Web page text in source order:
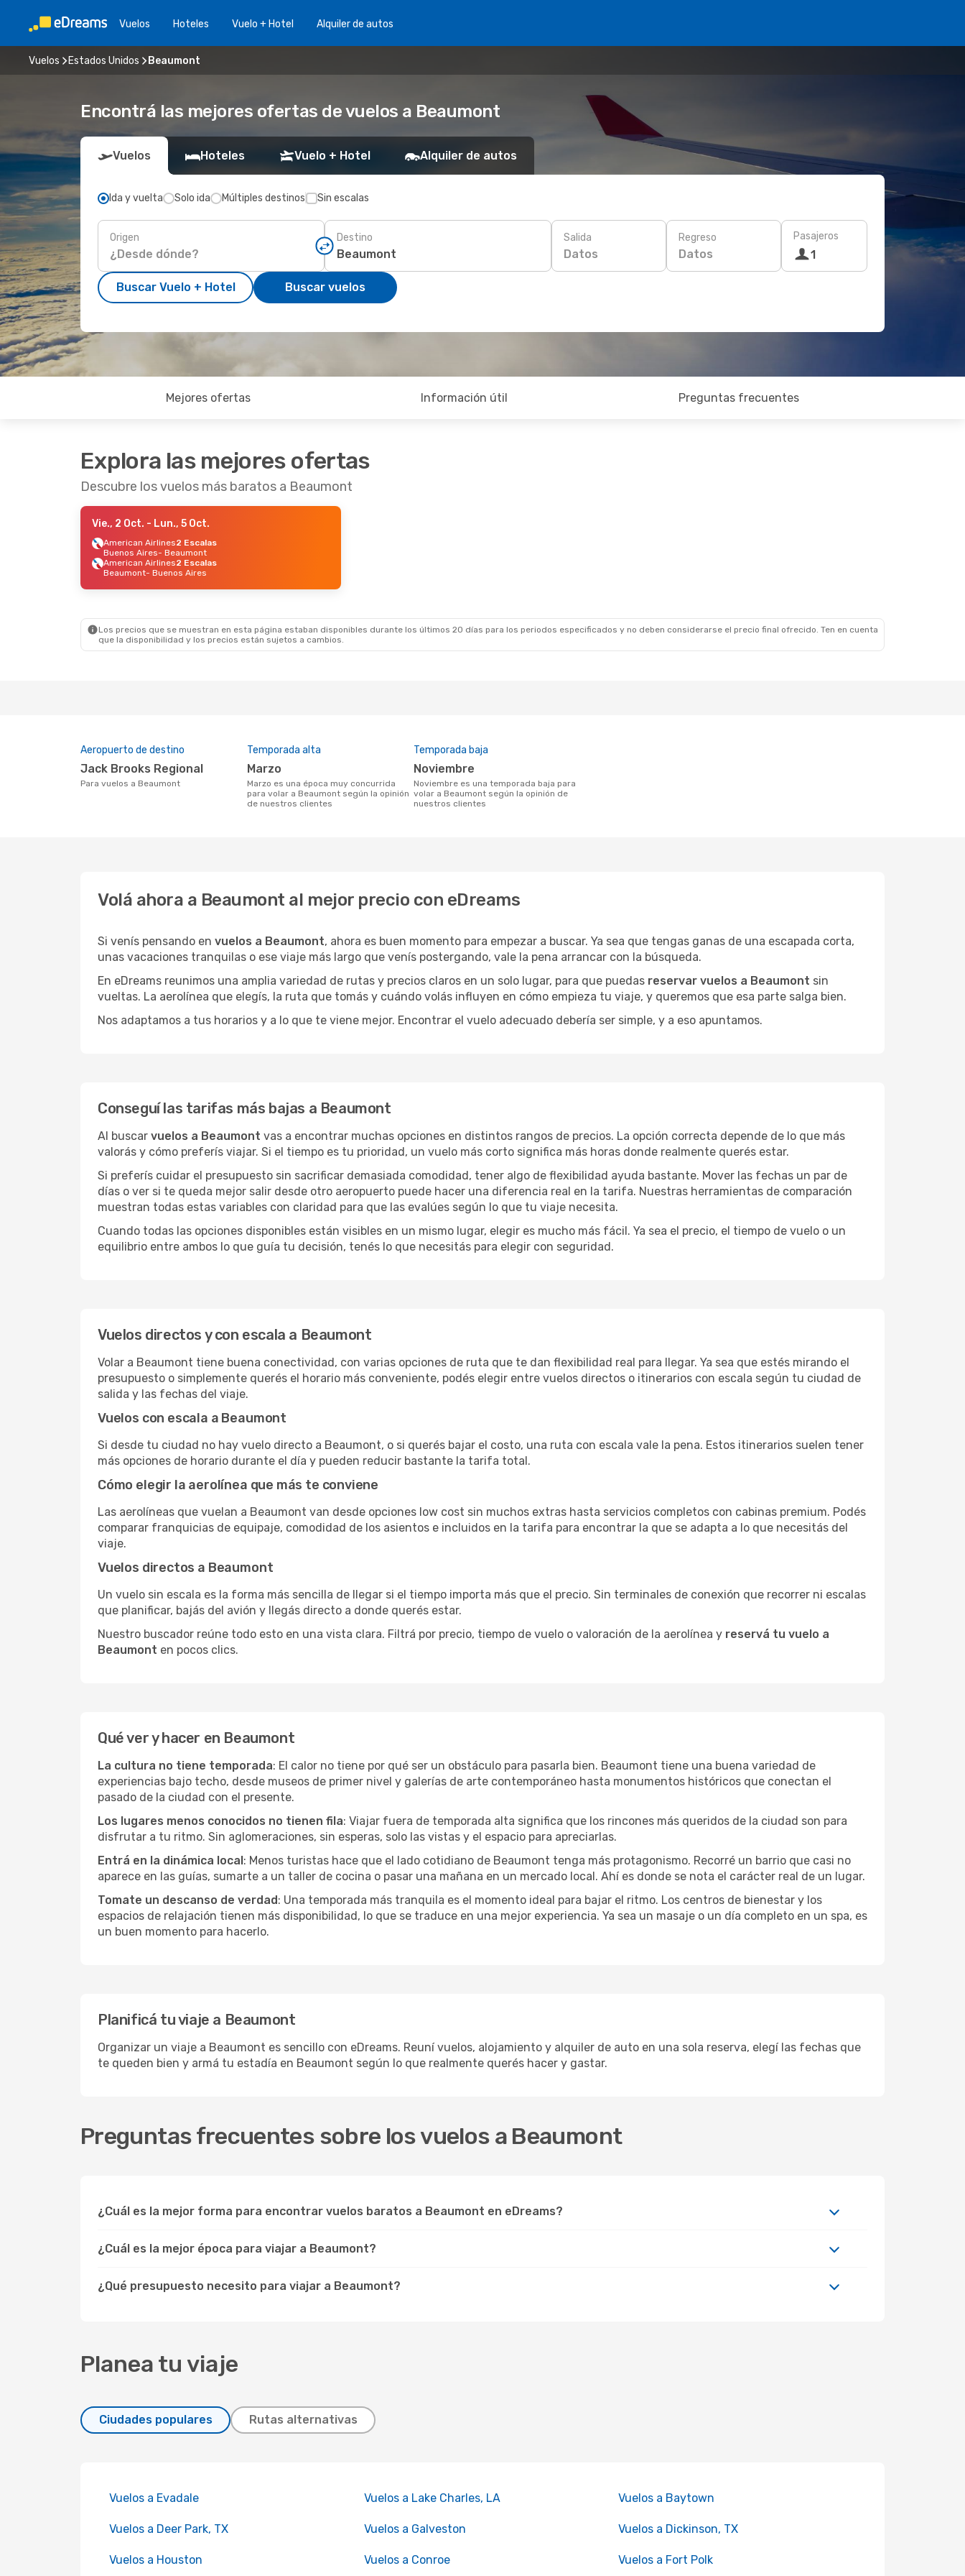
Vuelos Hoteles Vuelo + Hotel Alquiler de autos
Vuelos Estados Unidos Beaumont
Encontrá las mejores ofertas de vuelos a Beaumont
Vuelos Hoteles Vuelo + Hotel Alquiler de autos
Ida y vuelta Solo ida Múltiples destinos Sin escalas
Origen Destino Salida
Datos
Regreso
Datos
Pasajeros
1
Buscar Vuelo + Hotel Buscar vuelos
Mejores ofertas Información útil Preguntas frecuentes
Explora las mejores ofertas
Descubre los vuelos más baratos a Beaumont
Vie., 2 Oct. - Lun., 5 Oct.
American Airlines2 Escalas
Buenos Aires- Beaumont
American Airlines2 Escalas
Beaumont- Buenos Aires
Los precios que se muestran en esta página estaban disponibles durante los últimos 20 días para los periodos especificados y no deben considerarse el precio final ofrecido. Ten en cuenta
que la disponibilidad y los precios están sujetos a cambios.
Aeropuerto de destino
Jack Brooks Regional
Para vuelos a Beaumont
Temporada alta
marzo
marzo es una época muy concurrida
para volar a Beaumont según la opinión
de nuestros clientes
Temporada baja
noviembre
noviembre es una temporada baja para
volar a Beaumont según la opinión de
nuestros clientes
Volá ahora a Beaumont al mejor precio con eDreams
Si venís pensando en vuelos a Beaumont, ahora es buen momento para empezar a buscar. Ya sea que tengas ganas de una escapada corta,
unas vacaciones tranquilas o ese viaje más largo que venís postergando, vale la pena arrancar con la búsqueda.
En eDreams reunimos una amplia variedad de rutas y precios claros en un solo lugar, para que puedas reservar vuelos a Beaumont sin
vueltas. La aerolínea que elegís, la ruta que tomás y cuándo volás influyen en cómo empieza tu viaje, y queremos que esa parte salga bien.
Nos adaptamos a tus horarios y a lo que te viene mejor. Encontrar el vuelo adecuado debería ser simple, y a eso apuntamos.
Conseguí las tarifas más bajas a Beaumont
Al buscar vuelos a Beaumont vas a encontrar muchas opciones en distintos rangos de precios. La opción correcta depende de lo que más
valorás y cómo preferís viajar. Si el tiempo es tu prioridad, un vuelo más corto significa más horas donde realmente querés estar.
Si preferís cuidar el presupuesto sin sacrificar demasiada comodidad, tener algo de flexibilidad ayuda bastante. Mover las fechas un par de
días o ver si te queda mejor salir desde otro aeropuerto puede hacer una diferencia real en la tarifa. Nuestras herramientas de comparación
muestran todas estas variables con claridad para que las evalúes según lo que tu viaje necesita.
Cuando todas las opciones disponibles están visibles en un mismo lugar, elegir es mucho más fácil. Ya sea el precio, el tiempo de vuelo o un
equilibrio entre ambos lo que guía tu decisión, tenés lo que necesitás para elegir con seguridad.
Vuelos directos y con escala a Beaumont
Volar a Beaumont tiene buena conectividad, con varias opciones de ruta que te dan flexibilidad real para llegar. Ya sea que estés mirando el
presupuesto o simplemente querés el horario más conveniente, podés elegir entre vuelos directos o itinerarios con escala según tu ciudad de
salida y las fechas del viaje.
Vuelos con escala a Beaumont
Si desde tu ciudad no hay vuelo directo a Beaumont, o si querés bajar el costo, una ruta con escala vale la pena. Estos itinerarios suelen tener
más opciones de horario durante el día y pueden reducir bastante la tarifa total.
Cómo elegir la aerolínea que más te conviene
Las aerolíneas que vuelan a Beaumont van desde opciones low cost sin muchos extras hasta servicios completos con cabinas premium. Podés
comparar franquicias de equipaje, comodidad de los asientos e incluidos en la tarifa para encontrar la que se adapta a lo que necesitás del
viaje.
Vuelos directos a Beaumont
Un vuelo sin escala es la forma más sencilla de llegar si el tiempo importa más que el precio. Sin terminales de conexión que recorrer ni escalas
que planificar, bajás del avión y llegás directo a donde querés estar.
Nuestro buscador reúne todo esto en una vista clara. Filtrá por precio, tiempo de vuelo o valoración de la aerolínea y reservá tu vuelo a
Beaumont en pocos clics.
Qué ver y hacer en Beaumont
La cultura no tiene temporada: El calor no tiene por qué ser un obstáculo para pasarla bien. Beaumont tiene una buena variedad de
experiencias bajo techo, desde museos de primer nivel y galerías de arte contemporáneo hasta monumentos históricos que conectan el
pasado de la ciudad con el presente.
Los lugares menos conocidos no tienen fila: Viajar fuera de temporada alta significa que los rincones más queridos de la ciudad son para
disfrutar a tu ritmo. Sin aglomeraciones, sin esperas, solo las vistas y el espacio para apreciarlas.
Entrá en la dinámica local: Menos turistas hace que el lado cotidiano de Beaumont tenga más protagonismo. Recorré un barrio que casi no
aparece en las guías, sumarte a un taller de cocina o pasar una mañana en un mercado local. Ahí es donde se nota el carácter real de un lugar.
Tomate un descanso de verdad: Una temporada más tranquila es el momento ideal para bajar el ritmo. Los centros de bienestar y los
espacios de relajación tienen más disponibilidad, lo que se traduce en una mejor experiencia. Ya sea un masaje o un día completo en un spa, es
un buen momento para hacerlo.
Planificá tu viaje a Beaumont
Organizar un viaje a Beaumont es sencillo con eDreams. Reuní vuelos, alojamiento y alquiler de auto en una sola reserva, elegí las fechas que
te queden bien y armá tu estadía en Beaumont según lo que realmente querés hacer y gastar.
Preguntas frecuentes sobre los vuelos a Beaumont
¿Cuál es la mejor forma para encontrar vuelos baratos a Beaumont en eDreams?
¿Cuál es la mejor época para viajar a Beaumont?
¿Qué presupuesto necesito para viajar a Beaumont?
Planea tu viaje
Ciudades populares Rutas alternativas
Vuelos a Evadale Vuelos a Lake Charles, LA Vuelos a Baytown
Vuelos a Deer Park, TX Vuelos a Galveston Vuelos a Dickinson, TX
Vuelos a Houston Vuelos a Conroe Vuelos a Fort Polk